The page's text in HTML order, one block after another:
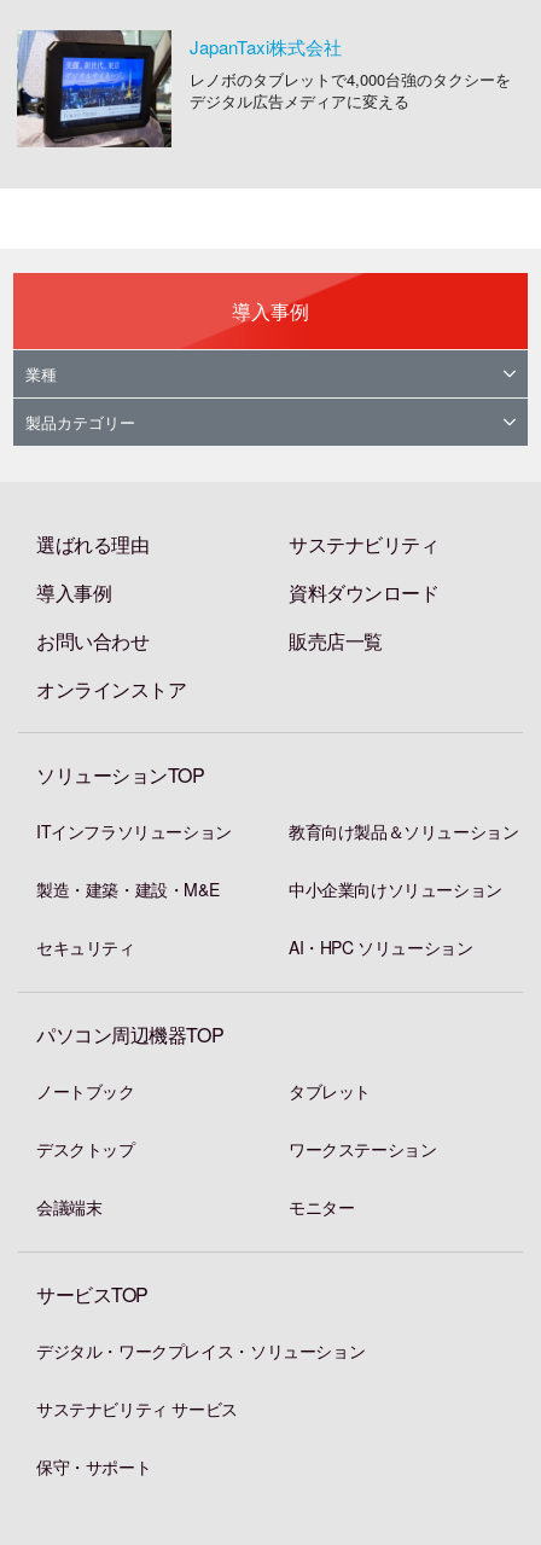
JapanTaxi株式会社
レノボのタブレットで4,000台強のタクシーを
デジタル広告メディアに変える
導入事例
業種
製品カテゴリー
選ばれる理由
サステナビリティ
導入事例
資料ダウンロード
お問い合わせ
販売店一覧
オンラインストア
ソリューションTOP
ITインフラソリューション 教育向け製品＆ソリューション
製造・建築・建設・M&E 中小企業向けソリューション
セキュリティ AI・HPC ソリューション
パソコン周辺機器TOP
ノートブック タブレット
デスクトップ ワークステーション
会議端末 モニター
サービスTOP
デジタル・ワークプレイス・ソリューション
サステナビリティ サービス
保守・サポート